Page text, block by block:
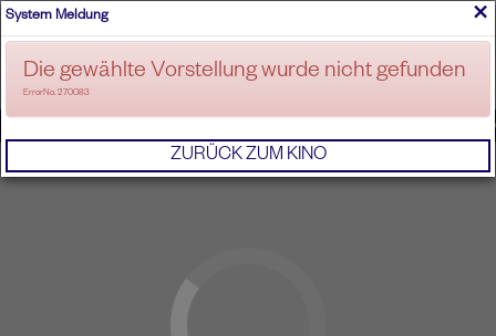
ANMELDEN
×
System Meldung
Die gewählte Vorstellung wurde nicht gefunden
ErrorNo. 270083
ZURÜCK ZUM KINO